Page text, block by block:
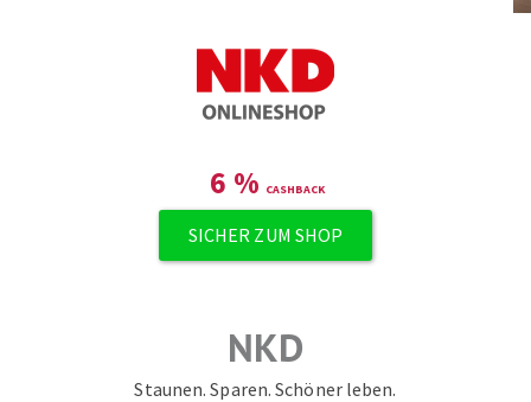
6 %
SICHER ZUM SHOP
NKD
Staunen. Sparen. Schöner leben.